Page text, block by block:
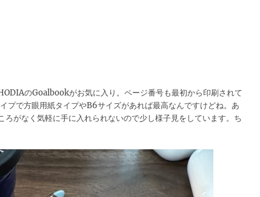
のGoalbookがお気に入り。ページ番号も最初から印刷されて
プで方眼用紙タイプやB6サイズがあれば最高なんですけどね。あ
がなく気軽に手に入れられないので少し様子見をしています。ち